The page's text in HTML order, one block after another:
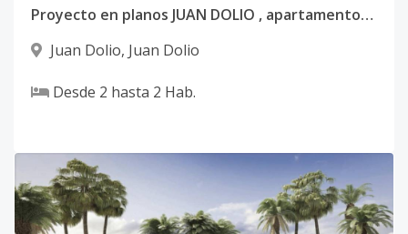
Proyecto en planos JUAN DOLIO , apartamentos de 2 habitaciones , 2 baños. Entrega en 2025
Juan Dolio, Juan Dolio
Desde 2 hasta 2 Hab.